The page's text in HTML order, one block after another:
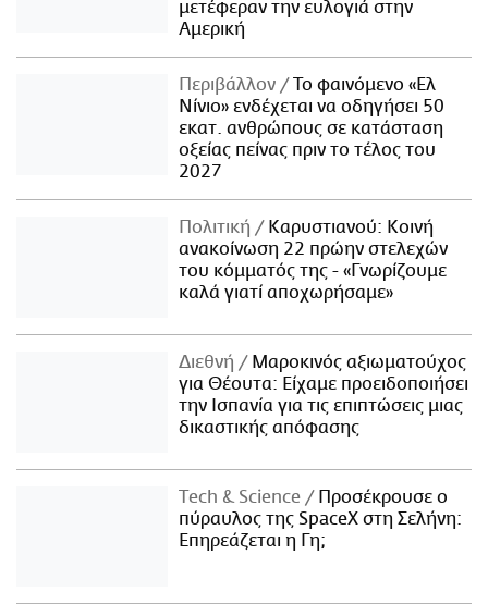
μετέφεραν την ευλογιά στην
Αμερική
Περιβάλλον
Το φαινόμενο «Ελ
Νίνιο» ενδέχεται να οδηγήσει 50
εκατ. ανθρώπους σε κατάσταση
οξείας πείνας πριν το τέλος του
2027
Πολιτική
Καρυστιανού: Κοινή
ανακοίνωση 22 πρώην στελεχών
του κόμματός της - «Γνωρίζουμε
καλά γιατί αποχωρήσαμε»
Διεθνή
Μαροκινός αξιωματούχος
για Θέουτα: Είχαμε προειδοποιήσει
την Ισπανία για τις επιπτώσεις μιας
δικαστικής απόφασης
Τech & Science
Προσέκρουσε ο
πύραυλος της SpaceX στη Σελήνη:
Επηρεάζεται η Γη;